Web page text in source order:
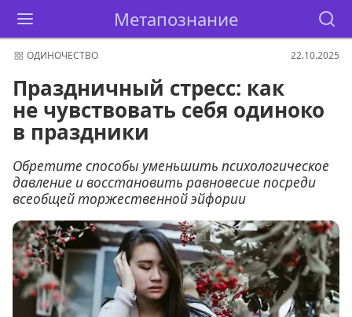
Метапознание
ОДИНОЧЕСТВО 22.10.2025
Праздничный стресс: как
не чувствовать себя одиноко
в праздники
Обретите способы уменьшить психологическое
давление и восстановить равновесие посреди
всеобщей торжественной эйфории